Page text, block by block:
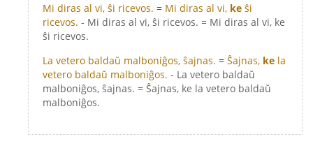
Mi diras al vi, ŝi ricevos. = Mi diras al vi, ke ŝi
ricevos. - Mi diras al vi, ŝi ricevos. = Mi diras al vi, ke
ŝi ricevos.
La vetero baldaŭ malboniĝos, ŝajnas. = Ŝajnas, ke la
vetero baldaŭ malboniĝos. - La vetero baldaŭ
malboniĝos, ŝajnas. = Ŝajnas, ke la vetero baldaŭ
malboniĝos.